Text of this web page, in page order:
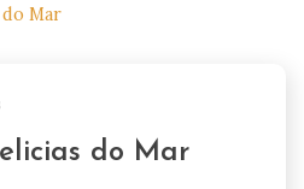
Mar
do Mar